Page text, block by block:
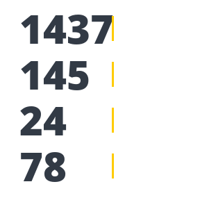
1437
145
24
78